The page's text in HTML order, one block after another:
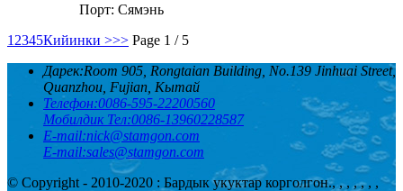
Порт: Сямэнь
1 2345Кийинки >>> Page 1 / 5
Дарек:Room 905, Rongtaian Building, No.139 Jinhuai Street,
Quanzhou, Fujian, Кытай
Телефон:0086-595-22200560
Мобилдик Тел:0086-13960228587
E-mail:nick@stamgon.com
E-mail:sales@stamgon.com
© Copyright - 2010-2020 : Бардык укуктар корголгон., , , , , , ,